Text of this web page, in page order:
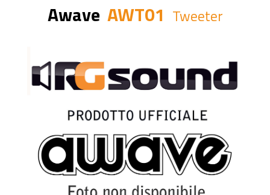
Awave AWT01 Tweeter